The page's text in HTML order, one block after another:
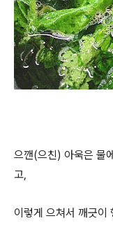
으깬(으친) 아욱은 물
고,
이렇게 으쳐서 깨긋이